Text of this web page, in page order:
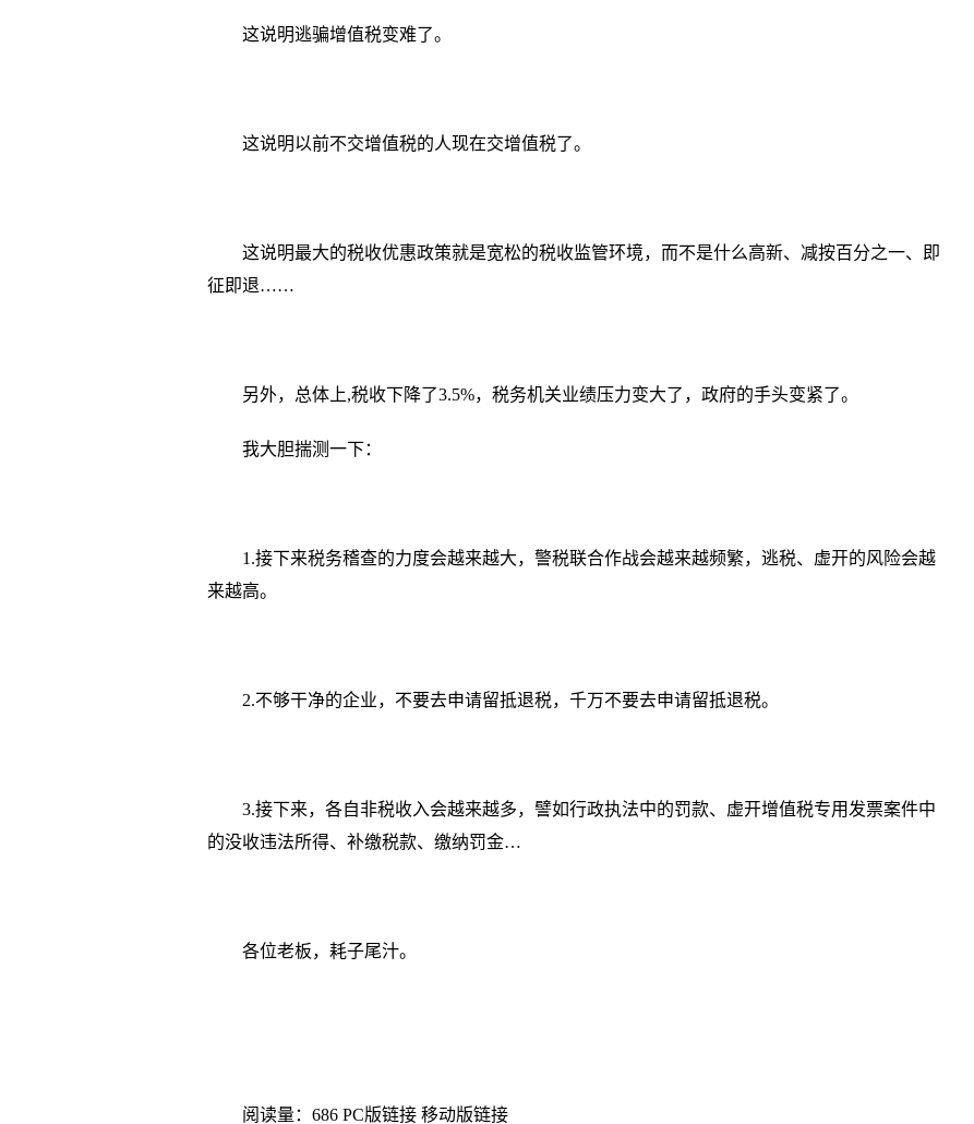
这说明逃骗增值税变难了。
这说明以前不交增值税的人现在交增值税了。
这说明最大的税收优惠政策就是宽松的税收监管环境，而不是什么高新、减按百分之一、即
征即退……
另外，总体上,税收下降了3.5%，税务机关业绩压力变大了，政府的手头变紧了。
我大胆揣测一下：
1.接下来税务稽查的力度会越来越大，警税联合作战会越来越频繁，逃税、虚开的风险会越
来越高。
2.不够干净的企业，不要去申请留抵退税，千万不要去申请留抵退税。
3.接下来，各自非税收入会越来越多，譬如行政执法中的罚款、虚开增值税专用发票案件中
的没收违法所得、补缴税款、缴纳罚金…
各位老板，耗子尾汁。
阅读量：686 PC版链接 移动版链接